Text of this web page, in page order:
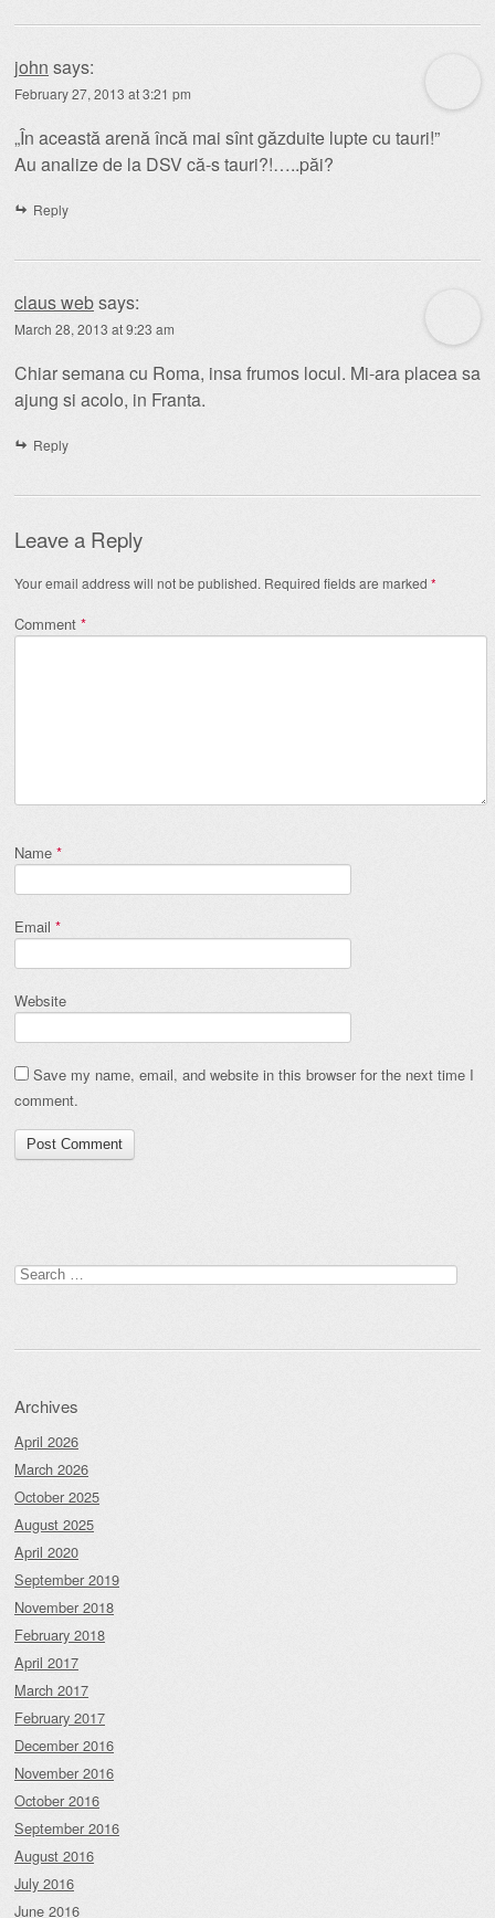
john says:
February 27, 2013 at 3:21 pm
„În această arenă încă mai sînt găzduite lupte cu tauri!”
Au analize de la DSV că-s tauri?!…..păi?
Reply
claus websays:
March 28, 2013 at 9:23 am
Chiar semana cu Roma, insa frumos locul. Mi-ara placea sa
ajung si acolo, in Franta.
Reply
Leave a Reply
Your email address will not be published. Required fields are marked *
Comment *
Name *
Email *
Website
Save my name, email, and website in this browser for the next time I
comment.
Search
for:
Archives
April 2026
March 2026
October 2025
August 2025
April 2020
September 2019
November 2018
February 2018
April 2017
March 2017
February 2017
December 2016
November 2016
October 2016
September 2016
August 2016
July 2016
June 2016